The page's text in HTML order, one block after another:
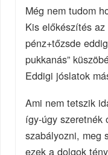
Még nem tudom
Kis előkészítés
pénz+tőzsde
pukkanás”
Eddigi jóslatok
Ami nem tetszik
így-úgy szeretnék
szabályozni, meg
ezek a dolgok